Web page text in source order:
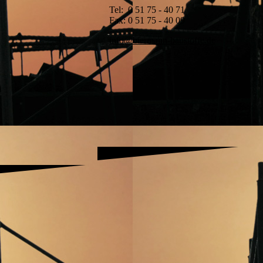
Tel: 0 51 75 - 40 71
Fax: 0 51 75 - 40 09
info@biermann-baustoffe.de